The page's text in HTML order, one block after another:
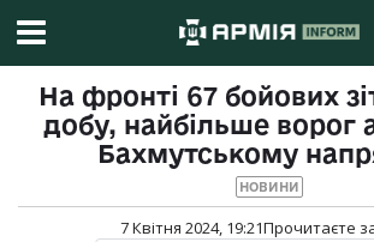
На фронті 67 бойових
добу, найбільше ворог
Бахмутському
НОВИНИ
7 Квітня 2024, 19:21Прочитаєте